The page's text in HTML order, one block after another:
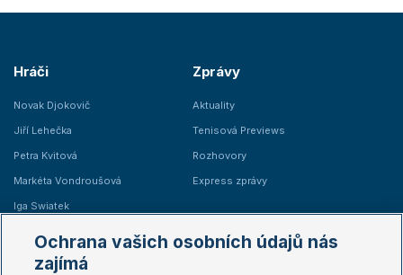
Hráči
Novak Djokovič
Jiří Lehečka
Petra Kvitová
Markéta Vondroušová
Iga Swiatek
Zprávy
Aktuality
Tenisová Previews
Rozhovory
Express zprávy
Žebříčky
Ochrana vašich osobních údajů nás
zajímá